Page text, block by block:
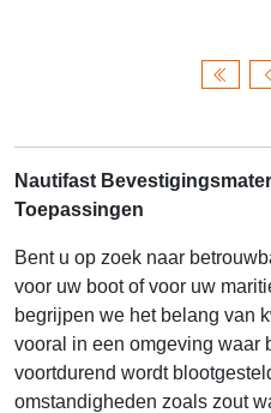
Nautifast
Toepassingen
Bent u op zoek naar
voor uw boot of voor uw
begrijpen we het belang van
vooral in een omgeving waar
voortdurend wordt
omstandigheden zoals zout